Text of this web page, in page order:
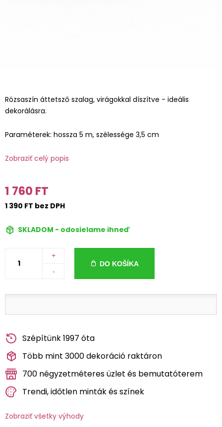
Rózsaszín áttetsző szalag, virágokkal díszítve - ideális
dekorálásra.
Paraméterek: hossza 5 m, szélessége 3,5 cm
Zobraziť celý popis
1 760 FT
1 390 FT bez DPH
SKLADOM - odosielame ihneď
+
-
DO KOŠÍKA
Szépítünk 1997 óta
Több mint 3000 dekoráció raktáron
700 négyzetméteres üzlet és bemutatóterem
Trendi, időtlen minták és színek
Zobraziť všetky výhody